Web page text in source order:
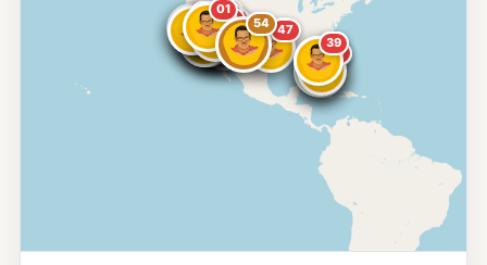
54 53
52
51
50
49
47
46
45
44
43
40
39
36
3226
23
20
19
1716
14
13 11
10
0807
04 03
01